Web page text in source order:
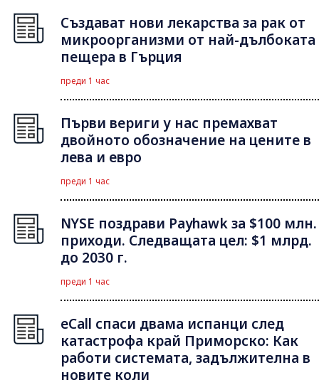
Създават нови лекарства за рак от
микроорганизми от най-дълбоката
пещера в Гърция
преди 1 час
Първи вериги у нас премахват
двойното обозначение на цените в
лева и евро
преди 1 час
NYSE поздрави Payhawk за $100 млн.
приходи. Следващата цел: $1 млрд.
до 2030 г.
преди 1 час
eCall спаси двама испанци след
катастрофа край Приморско: Как
работи системата, задължителна в
новите коли